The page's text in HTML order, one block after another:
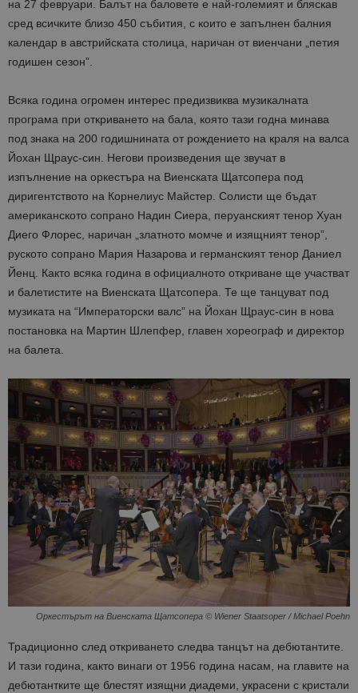
на 27 февруари. Балът на баловете е най-големият и бляскав
сред всичките близо 450 събития, с които е запълнен балния
календар в австрийската столица, наричан от виенчани „петия
годишен сезон”.
Всяка година огромен интерес предизвиква музикалната
програма при откриването на бала, която тази годна минава
под знака на 200 годишнината от рождението на краля на валса
Йохан Щраус-син. Негови произведения ще звучат в
изпълнение на оркестъра на Виенската Щатсопера под
диригентството на Корнелиус Майстер. Солисти ще бъдат
американското сопрано Надин Сиера, перуанският тенор Хуан
Диего Флорес, наричан „златното момче и изящният тенор”,
руското сопрано Мария Назарова и германският тенор Даниел
Йенц. Както всяка година в официалното откриване ще участват
и балетистите на Виенската Щатсопера. Те ще танцуват под
музиката на “Императорски валс” на Йохан Щраус-син в нова
постановка на Мартин Шлепфер, главен хореограф и директор
на балета.
Оркестърът на Виенската Щатсопера © Wiener Staatsoper / Michael Poehn
Традиционно след откриването следва танцът на дебютантите.
И тази година, както винаги от 1956 година насам, на главите на
дебютантките ще блестят изящни диадеми, украсени с кристали